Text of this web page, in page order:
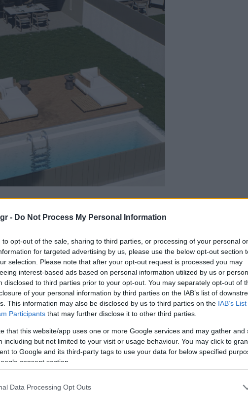
- Do Not Process My Personal Information
to opt-out of the sale, sharing to third parties, or processing of your personal or
for targeted advertising by us, please use the below opt-out section
selection. Please note that after your opt-out request is processed you may
interest-based ads based on personal information utilized by us or
disclosed to third parties prior to your opt-out. You may separately opt-out of
of your personal information by third parties on the IAB’s list of
This information may also be disclosed by us to third parties on the IAB’s
Participants that may further disclose it to other third parties.
that this website/app uses one or more Google services and may gather and
including but not limited to your visit or usage behaviour. You may click to
to Google and its third-party tags to use your data for below specified
consent section.
Data Processing Opt Outs
διαμερίσματα όπου πρόκειται να
συστήματα, τα οποία θα
του κοινόχρηστου ρεύματος»,
Γιώργος Δικαίος
Staks: Πώς